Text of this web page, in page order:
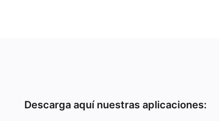
Descarga aquí nuestras aplicaciones: